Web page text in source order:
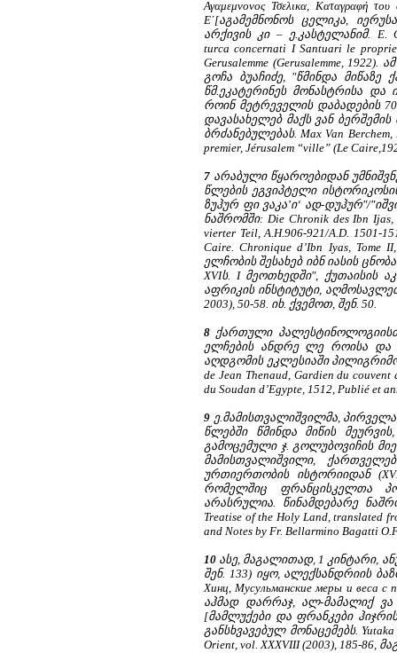
Αγαμεμνονος Τσελικα, Καταγραφή του
Ε΄[აგამემნონოს ცელიკა,
არქივის კი – ე.კასტელანიმ. E.
turca concernati I Santuari le
Gerusalemme (Gerusalemme,
გოჩა ბუაჩიძე, "წმინდა
წმ.ეკატერინეს მონასტრისა და
როინ მეტრეველის დაბადების
დავასახელებ მაქს ვან
ბრძანებულებას. Max Van Berchem,
premier, Jérusalem “ville” (Le
7 არაბული წყაროებიდან
წლების ეგვიპტელი
ზუჰურ ფი ვაკა’ი‘ ად-დუჰურ"/
ნაშრომში: Die Chronik des Ibn Ijas,
vierter Teil, A.H.906-921/A.D.
Caire. Chronique d’Ibn Iyas,
ელჩობის შესახებ იბნ იასის
XVIს. I მეოთხედში", ქუთაისის
აფრიკის ინსტიტუტი,
2003), 50-58. იხ. ქვემოთ, შენ. 50.
8 ქართული
ელჩების ანდრე ლე როისა და
აღდგომის ეკლესიაში
de Jean Thenaud, Gardien du couvent
du Soudan d’Egypte, 1512, Publié et
9 ე.მამისთვალიშვილმა,
წლებში წმინდა მიწის
გამოცემული ჯ. გოლუბოვიჩის
მამისთვალიშვილი,
ურთიერთობის ისტორიიდან
რომელშიც ფრანცისკელთა
არასრულია. წინამდებარე
Treatise of the Holy Land, translated
and Notes by Fr. Bellarmino Bagatti
10 ასე, მაგალითად, 1 კინტარი,
შენ. 133) იყო, ალექსანდრიის
Хинц, Мусульманские меры и веса с
აჰმად დარრაჯ, ალ-მამალიქ
[მამლუქები და ფრანკები
განსხვავებულ მონაცემებს. Yutaka
Orient, vol. XXXVIII (2003), 185-86,